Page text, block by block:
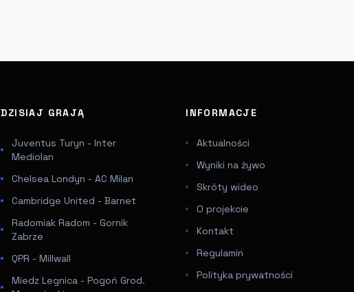
DZISIAJ GRAJĄ
Juventus Turyn - Inter
Mediolan
Chelsea Londyn - AC Milan
Cambridge United - Barnet
Radomiak Radom - Gornik
Zabrze
QPR - Millwall
Miedz Legnica - Pogoń Grod.
INFORMACJE
Aktualności
Wyniki na żywo
Skróty wideo
O projekcie
Kontakt
Regulamin
Polityka prywatności